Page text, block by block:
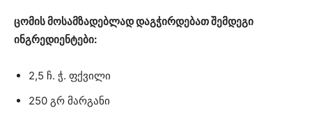
ცომის მოსამზადებლად დაგჭირდებათ შემდეგი
ინგრედიენტები:
2,5 ჩ. ჭ. ფქვილი
250 გრ მარგანი